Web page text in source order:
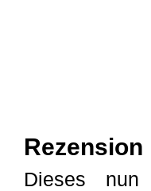
Rezension
Dieses